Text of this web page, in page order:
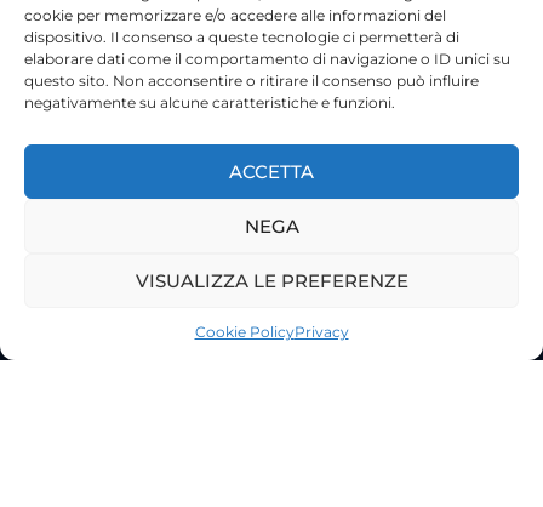
cookie per memorizzare e/o accedere alle informazioni del
dispositivo. Il consenso a queste tecnologie ci permetterà di
elaborare dati come il comportamento di navigazione o ID unici su
questo sito. Non acconsentire o ritirare il consenso può influire
negativamente su alcune caratteristiche e funzioni.
ACCETTA
NEGA
VISUALIZZA LE PREFERENZE
Cookie PolicyPrivacy
Testata Giornalistica - Autorizzazione Tribunale di Roma